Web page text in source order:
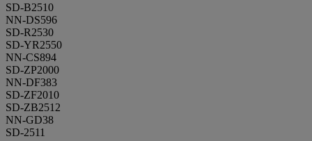
SD-B2510
NN-DS596
SD-R2530
SD-YR2550
NN-CS894
SD-ZP2000
NN-DF383
SD-ZF2010
SD-ZB2512
NN-GD38
SD-2511